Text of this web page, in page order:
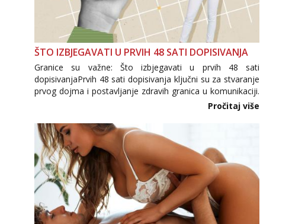
ŠTO IZBJEGAVATI U PRVIH 48 SATI DOPISIVANJA
Granice su važne: Što izbjegavati u prvih 48 sati
dopisivanjaPrvih 48 sati dopisivanja ključni su za stvaranje
prvog dojma i postavljanje zdravih granica u komunikaciji.
Važno je izbjeći prebrzo otkrivanje osobnih ili intimnih
informacija, jer nepoznata osoba još nije zaslužila to
povjerenje. Takođe...
Pročitaj više